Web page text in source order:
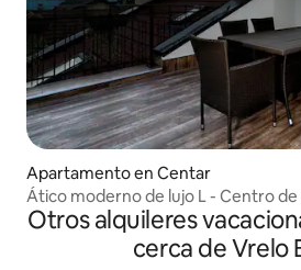
Apartamento en Centar
Ático moderno de lujo L - Centro de
Otros alquileres
cerca de Vrelo